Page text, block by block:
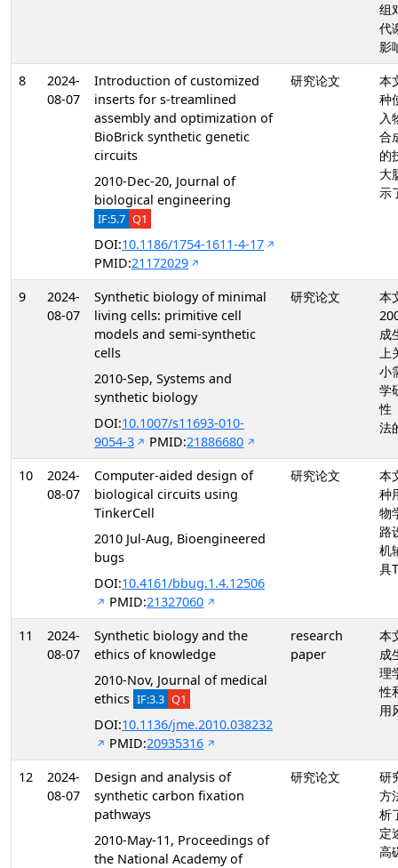
组
代
影
8
2024-
08-07
Introduction of customized
inserts for s-treamlined
assembly and optimization of
BioBrick synthetic genetic
circuits
2010-Dec-20, Journal of
biological engineering
IF:5.7 Q1
DOI:10.1186/1754-1611-4-17
PMID:21172029
研究论文
本
种
入
合
的
大
示
9
2024-
08-07
Synthetic biology of minimal
living cells: primitive cell
models and semi-synthetic
cells
2010-Sep, Systems and
synthetic biology
DOI:10.1007/s11693-010-
9054-3
PMID:21886680
研究论文
本
成
上
小
学
性
法
10
2024-
08-07
Computer-aided design of
biological circuits using
TinkerCell
2010 Jul-Aug, Bioengineered
bugs
DOI:10.4161/bbug.1.4.12506
PMID:21327060
研究论文
本
种
物
路
机
具
11
2024-
08-07
Synthetic biology and the
ethics of knowledge
2010-Nov, Journal of medical
ethics IF:3.3 Q1
DOI:10.1136/jme.2010.038232
PMID:20935316
research
paper
本
成
理
性
用
12
2024-
08-07
Design and analysis of
synthetic carbon fixation
pathways
2010-May-11, Proceedings of
the National Academy of
研究论文
研
方
析
定
高